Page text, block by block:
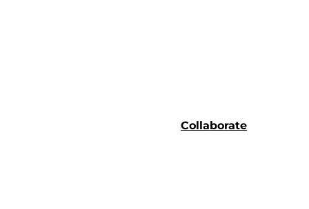
Collaborate